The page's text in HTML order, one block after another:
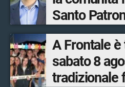
Santo
dopo
A Frontale
sabato 8
tradizionale